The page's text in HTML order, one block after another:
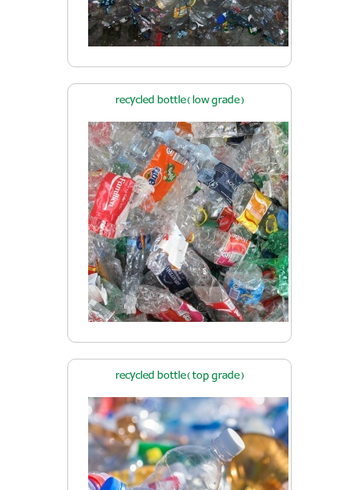
recycled bottle( low grade)
recycled bottle( top grade)